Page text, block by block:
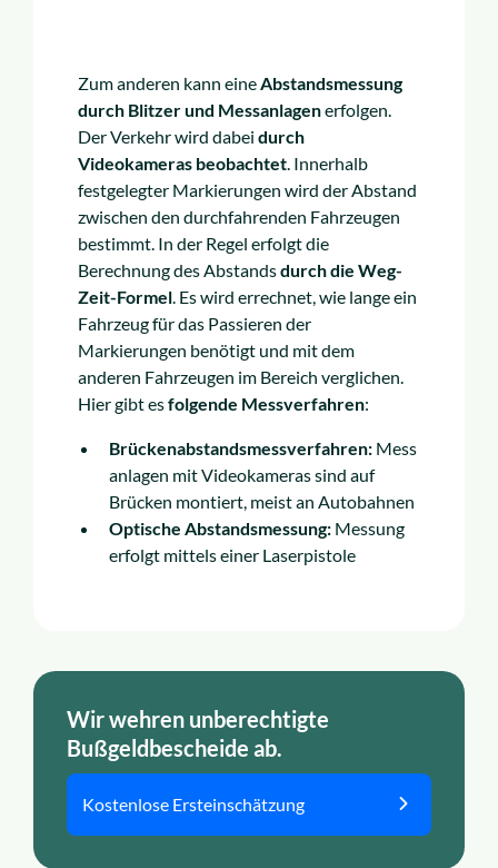
Zum anderen kann eineAbstandsmessung
durch Blitzer und Messanlagenerfolgen.
Der Verkehr wird dabei durch
Videokameras beobachtet. Innerhalb
festgelegter Markierungen wird der Abstand
zwischen den durchfahrenden Fahrzeugen
bestimmt. In der Regel erfolgt die
Berechnung des Abstandsdurch die Weg-
Zeit-Formel. Es wird errechnet, wie lange ein
Fahrzeug für das Passieren der
Markierungen benötigt und mit dem
anderen Fahrzeugen im Bereich verglichen.
Hier gibt esfolgende Messverfahren:
Brückenabstandsmessverfahren: Mess
anlagen mit Videokameras sind auf
Brücken montiert, meist an Autobahnen
Optische Abstandsmessung: Messung
erfolgt mittels einer Laserpistole
Wir wehren unberechtigte
Bußgeldbescheide ab.
Kostenlose Ersteinschätzung